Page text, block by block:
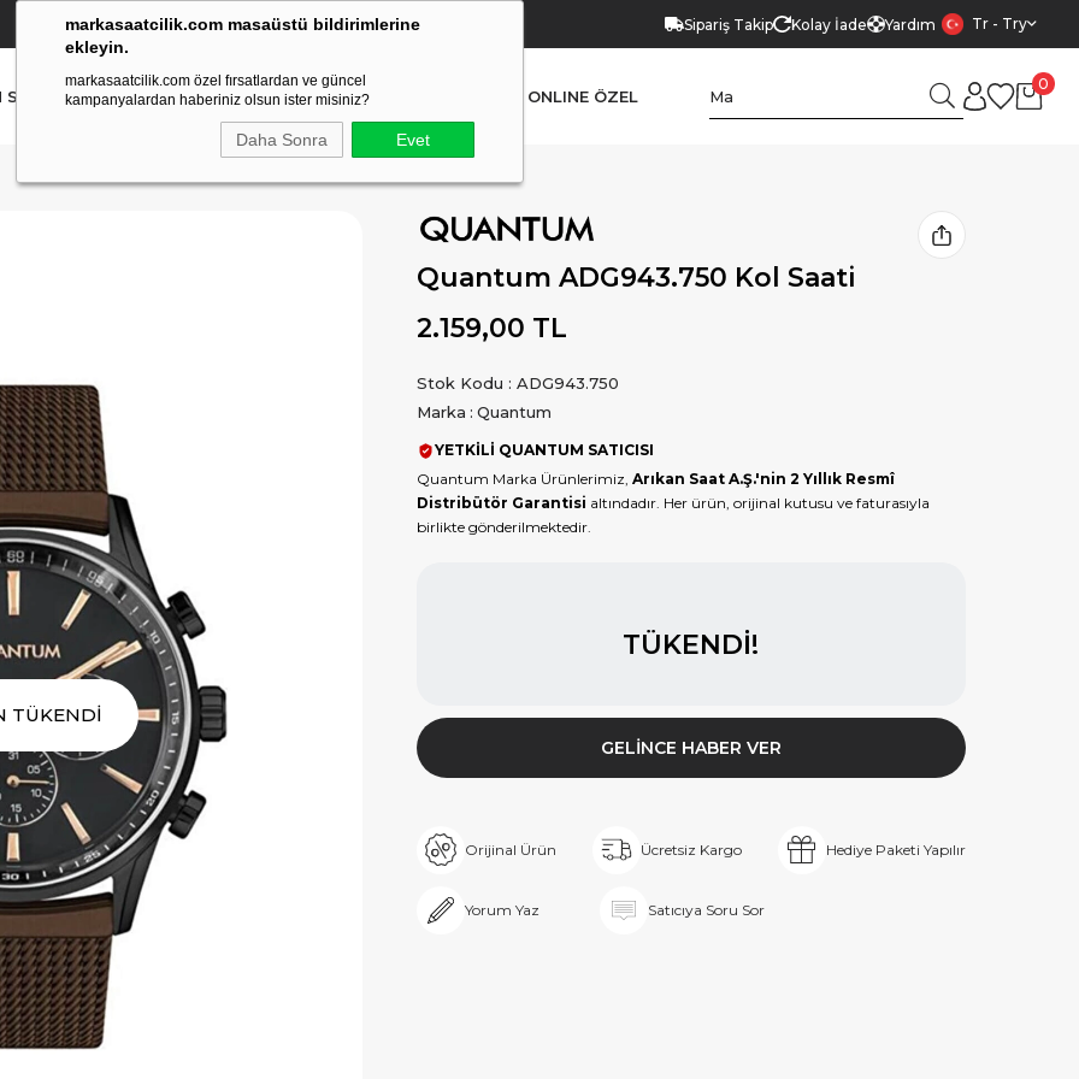
markasaatcilik.com masaüstü bildirimlerine
ekleyin.
markasaatcilik.com özel fırsatlardan ve güncel
kampanyalardan haberiniz olsun ister misiniz?
Daha Sonra Evet
YETKİLİ SATICI (Ücretsiz Kargo Ve İade) Sipariş Takip Kolay İade Yardım Tr - Try
ERKEK SAAT AKILLI SAAT ONLINE ÖZEL
0
TÜKENDİ
Quantum ADG943.750 Kol Saati
2.159,00 TL
Stok Kodu
ADG943.750
Marka : Quantum
YETKİLİ QUANTUM SATICISI
Quantum Marka Ürünlerimiz, Arıkan Saat A.Ş.'nin 2 Yıllık Resmî
Distribütör Garantisi altındadır. Her ürün, orijinal kutusu ve faturasıyla
birlikte gönderilmektedir.
TÜKENDI!
GELINCE HABER VER
Orijinal Ürün Ücretsiz Kargo Hediye Paketi Yapılır
Yorum Yaz Satıcıya Soru Sor